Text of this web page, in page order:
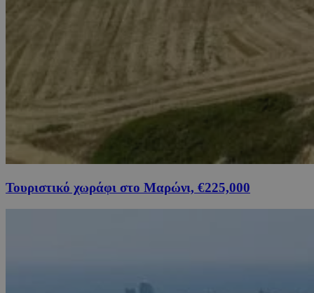
Τουριστικό χωράφι στο Μαρώνι, €225,000